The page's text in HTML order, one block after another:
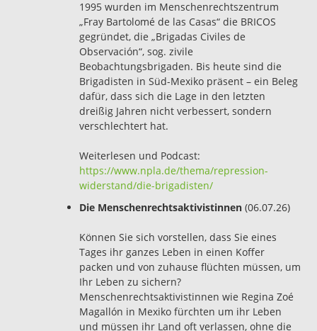
1995 wurden im Menschenrechtszentrum
„Fray Bartolomé de las Casas“ die BRICOS
gegründet, die „Brigadas Civiles de
Observación“, sog. zivile
Beobachtungsbrigaden. Bis heute sind die
Brigadisten in Süd-Mexiko präsent – ein Beleg
dafür, dass sich die Lage in den letzten
dreißig Jahren nicht verbessert, sondern
verschlechtert hat.
Weiterlesen und Podcast:
https://www.npla.de/thema/repression-
widerstand/die-brigadisten/
Die Menschenrechtsaktivistinnen (06.07.26)
Können Sie sich vorstellen, dass Sie eines
Tages ihr ganzes Leben in einen Koffer
packen und von zuhause flüchten müssen, um
Ihr Leben zu sichern?
Menschenrechtsaktivistinnen wie Regina Zoé
Magallón in Mexiko fürchten um ihr Leben
und müssen ihr Land oft verlassen, ohne die